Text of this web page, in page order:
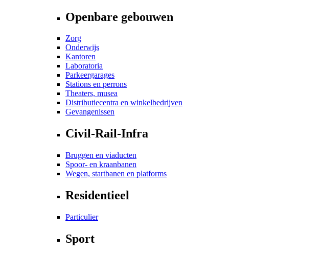
Openbare gebouwen
Zorg
Onderwijs
Kantoren
Laboratoria
Parkeergarages
Stations en perrons
Theaters, musea
Distributiecentra en winkelbedrijven
Gevangenissen
Civil-Rail-Infra
Bruggen en viaducten
Spoor- en kraanbanen
Wegen, startbanen en platforms
Residentieel
Particulier
Sport